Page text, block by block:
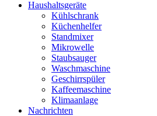
Haushaltsgeräte
Kühlschrank
Küchenhelfer
Standmixer
Mikrowelle
Staubsauger
Waschmaschine
Geschirrspüler
Kaffeemaschine
Klimaanlage
Nachrichten